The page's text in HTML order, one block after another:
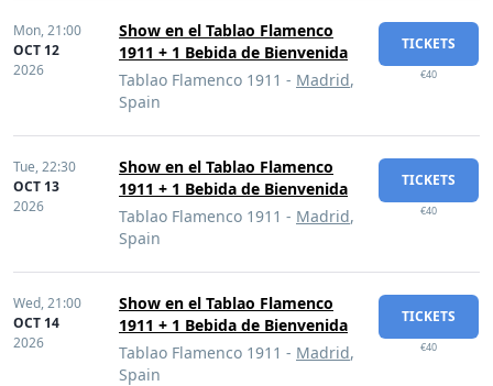
Mon,21:00
OCT 12
2026
Show en el Tablao Flamenco
1911 + 1 Bebida de Bienvenida
Tablao Flamenco 1911 - Madrid,
Spain
TICKETS
€40
Tue,22:30
OCT 13
2026
Show en el Tablao Flamenco
1911 + 1 Bebida de Bienvenida
Tablao Flamenco 1911 - Madrid,
Spain
TICKETS
€40
Wed,21:00
OCT 14
2026
Show en el Tablao Flamenco
1911 + 1 Bebida de Bienvenida
Tablao Flamenco 1911 - Madrid,
Spain
TICKETS
€40